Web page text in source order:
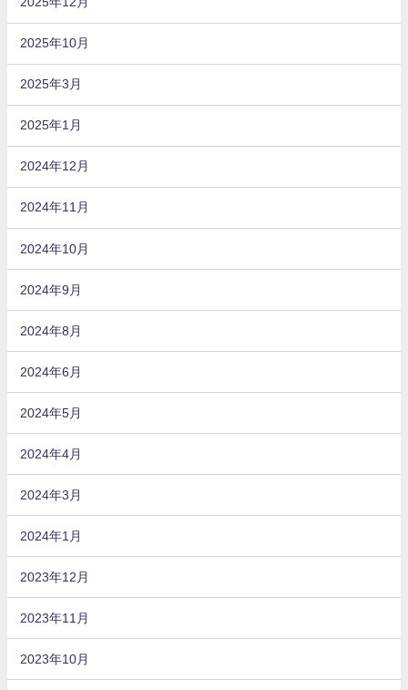
2025年10月
2025年3月
2025年1月
2024年12月
2024年11月
2024年10月
2024年9月
2024年8月
2024年6月
2024年5月
2024年4月
2024年3月
2024年1月
2023年12月
2023年11月
2023年10月